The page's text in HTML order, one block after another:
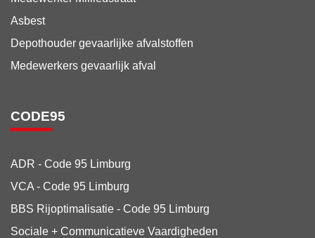
Asbest
Depothouder gevaarlijke afvalstoffen
Medewerkers gevaarlijk afval
CODE95
ADR - Code 95 Limburg
VCA - Code 95 Limburg
BBS Rijoptimalisatie - Code 95 Limburg
Sociale + Communicatieve Vaardigheden